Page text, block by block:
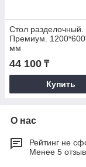
Стол разделочный.
Премиум.
мм
44 100 ₸
Купить
О нас
Рейтинг не
Менее 5